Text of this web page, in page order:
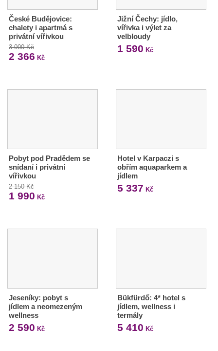
České Budějovice:
chalety i apartmá s
privátní vířivkou
3 000 Kč
2 366 Kč
Jižní Čechy: jídlo,
vířivka i výlet za
velbloudy
1 590 Kč
Pobyt pod Pradědem se
snídaní i privátní
vířivkou
2 150 Kč
1 990 Kč
Hotel v Karpaczi s
obřím aquaparkem a
jídlem
5 337 Kč
Jeseníky: pobyt s
jídlem a neomezeným
wellness
2 590 Kč
Bükfürdő: 4* hotel s
jídlem, wellness i
termály
5 410 Kč